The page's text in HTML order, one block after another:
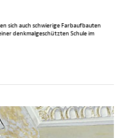
sich auch schwierige Farbaufbauten
denkmalgeschützten Schule im